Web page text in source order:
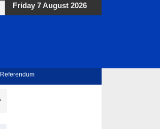
Friday 7 August 2026
Referendum